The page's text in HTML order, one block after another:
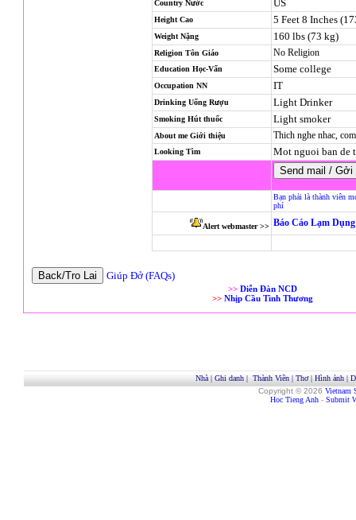
Country Nước US
Height Cao 5 Feet 8 Inches
Weight Nặng 160 lbs (73 kg)
Religion Tôn Giáo No Religion
Education Học-Vấn Some college
Occupation NN IT
Drinking Uống Rượu Light Drinker
Smoking Hút thuốc Light smoker
About me Giới thiệu Thich nghe nhac,
Looking Tìm Mot nguoi ban de
Bạn phải là thành viên
phí
Alert webmaster >> Báo Cáo Lạm
Giúp Đở (FAQs)
>> Diễn Đàn NCD
>> Nhịp Cầu Tình Thương
Nhà| Ghi danh| Thành Viên| Thơ| Hình ảnh|
Copyright © 2026 Vietnam
Hoc Tieng Anh - Submit